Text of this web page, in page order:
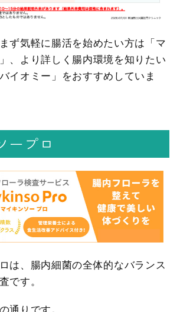
ず気軽に腸活を始めたい方は「マ
、より詳しく腸内環境を知りたい
イオミー」をおすすめしていま
ープロ
は、腸内細菌の全体的なバランス
です。
通りです。